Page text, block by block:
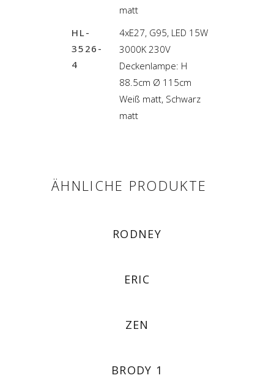
matt
HL-
3526-
4
4xE27, G95, LED 15W
3000K 230V
Deckenlampe: H
88.5cm Ø 115cm
Weiß matt, Schwarz
matt
ÄHNLICHE PRODUKTE
RODNEY
ERIC
ZEN
BRODY 1